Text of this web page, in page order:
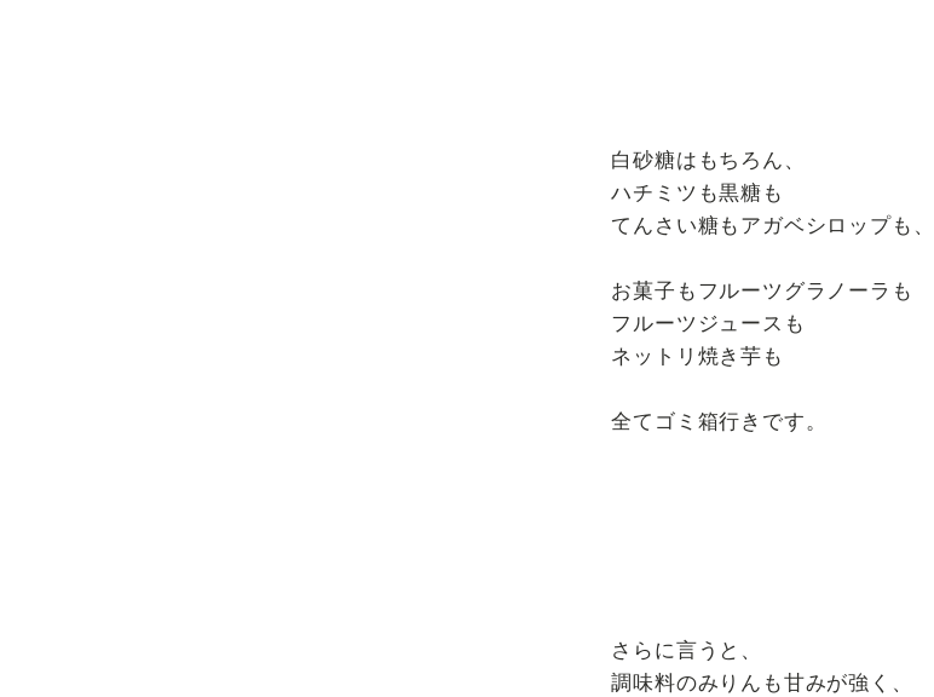
白砂糖はもちろん、
ハチミツも黒糖も
てんさい糖もアガベシロップも、
お菓子もフルーツグラノーラも
フルーツジュースも
ネットリ焼き芋も
全てゴミ箱行きです。
さらに言うと、
調味料のみりんも甘みが強く、